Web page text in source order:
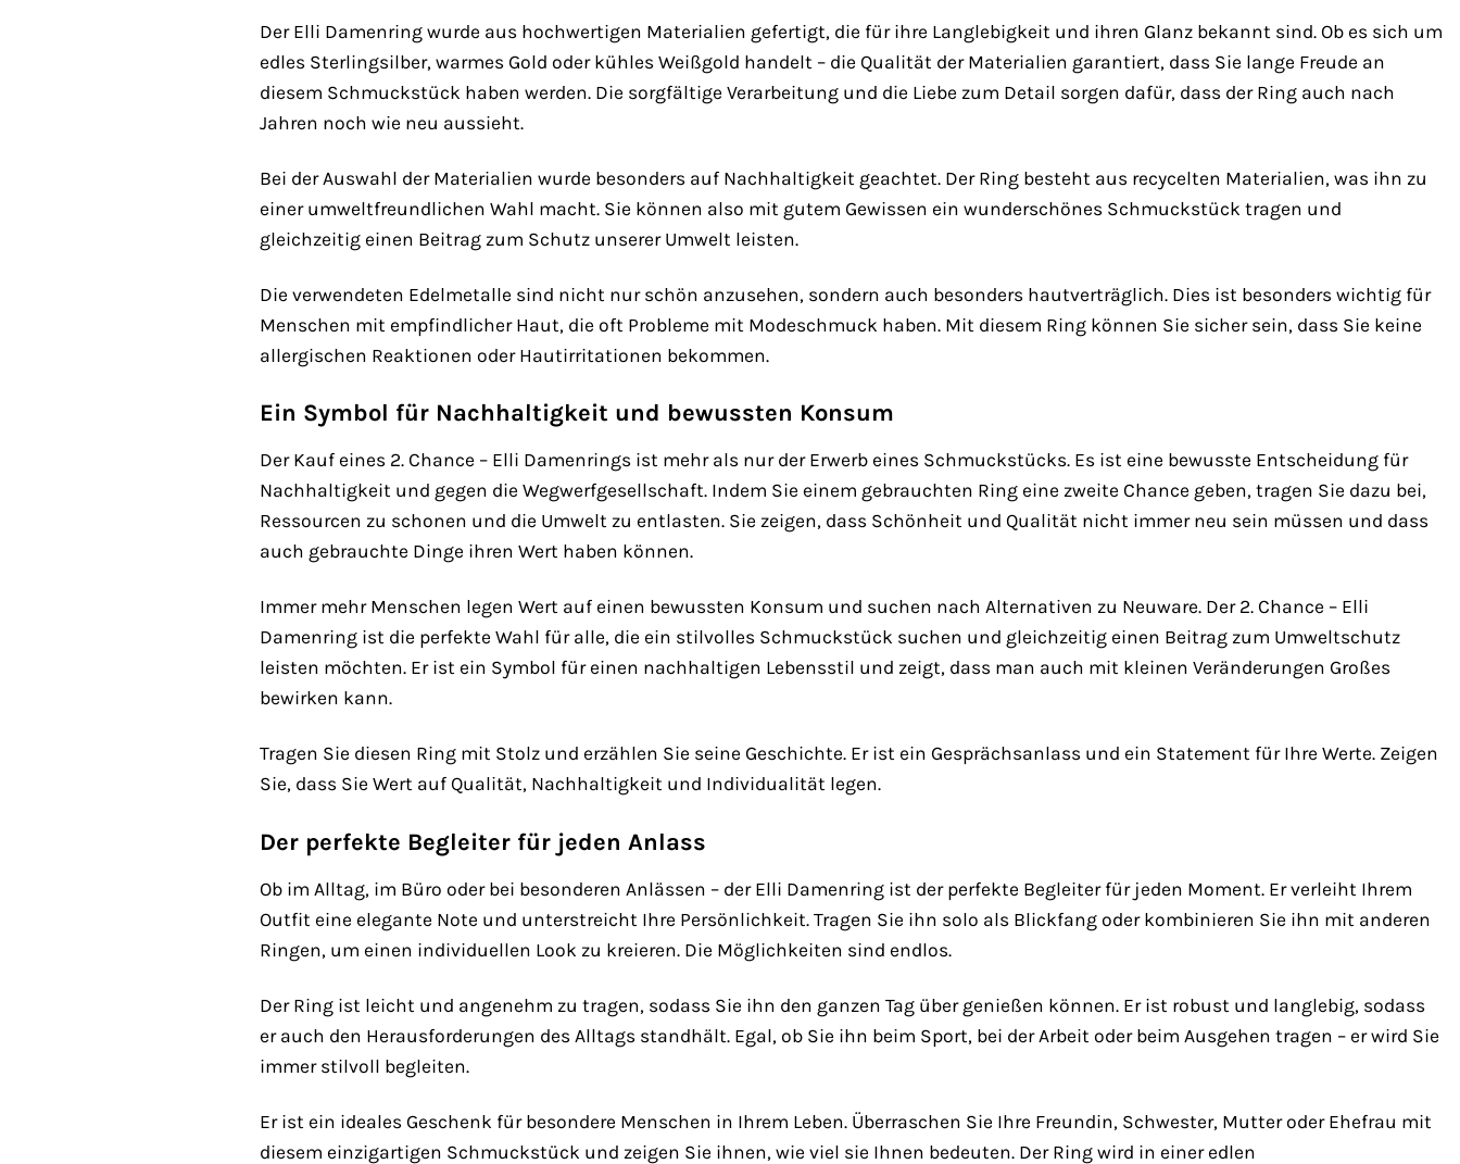
Der Elli Damenring wurde aus hochwertigen Materialien gefertigt, die für ihre Langlebigkeit und ihren Glanz bekannt sind. Ob es sich um
edles Sterlingsilber, warmes Gold oder kühles Weißgold handelt – die Qualität der Materialien garantiert, dass Sie lange Freude an
diesem Schmuckstück haben werden. Die sorgfältige Verarbeitung und die Liebe zum Detail sorgen dafür, dass der Ring auch nach
Jahren noch wie neu aussieht.
Bei der Auswahl der Materialien wurde besonders auf Nachhaltigkeit geachtet. Der Ring besteht aus recycelten Materialien, was ihn zu
einer umweltfreundlichen Wahl macht. Sie können also mit gutem Gewissen ein wunderschönes Schmuckstück tragen und
gleichzeitig einen Beitrag zum Schutz unserer Umwelt leisten.
Die verwendeten Edelmetalle sind nicht nur schön anzusehen, sondern auch besonders hautverträglich. Dies ist besonders wichtig für
Menschen mit empfindlicher Haut, die oft Probleme mit Modeschmuck haben. Mit diesem Ring können Sie sicher sein, dass Sie keine
allergischen Reaktionen oder Hautirritationen bekommen.
Ein Symbol für Nachhaltigkeit und bewussten Konsum
Der Kauf eines 2. Chance – Elli Damenrings ist mehr als nur der Erwerb eines Schmuckstücks. Es ist eine bewusste Entscheidung für
Nachhaltigkeit und gegen die Wegwerfgesellschaft. Indem Sie einem gebrauchten Ring eine zweite Chance geben, tragen Sie dazu bei,
Ressourcen zu schonen und die Umwelt zu entlasten. Sie zeigen, dass Schönheit und Qualität nicht immer neu sein müssen und dass
auch gebrauchte Dinge ihren Wert haben können.
Immer mehr Menschen legen Wert auf einen bewussten Konsum und suchen nach Alternativen zu Neuware. Der 2. Chance – Elli
Damenring ist die perfekte Wahl für alle, die ein stilvolles Schmuckstück suchen und gleichzeitig einen Beitrag zum Umweltschutz
leisten möchten. Er ist ein Symbol für einen nachhaltigen Lebensstil und zeigt, dass man auch mit kleinen Veränderungen Großes
bewirken kann.
Tragen Sie diesen Ring mit Stolz und erzählen Sie seine Geschichte. Er ist ein Gesprächsanlass und ein Statement für Ihre Werte. Zeigen
Sie, dass Sie Wert auf Qualität, Nachhaltigkeit und Individualität legen.
Der perfekte Begleiter für jeden Anlass
Ob im Alltag, im Büro oder bei besonderen Anlässen – der Elli Damenring ist der perfekte Begleiter für jeden Moment. Er verleiht Ihrem
Outfit eine elegante Note und unterstreicht Ihre Persönlichkeit. Tragen Sie ihn solo als Blickfang oder kombinieren Sie ihn mit anderen
Ringen, um einen individuellen Look zu kreieren. Die Möglichkeiten sind endlos.
Der Ring ist leicht und angenehm zu tragen, sodass Sie ihn den ganzen Tag über genießen können. Er ist robust und langlebig, sodass
er auch den Herausforderungen des Alltags standhält. Egal, ob Sie ihn beim Sport, bei der Arbeit oder beim Ausgehen tragen – er wird Sie
immer stilvoll begleiten.
Er ist ein ideales Geschenk für besondere Menschen in Ihrem Leben. Überraschen Sie Ihre Freundin, Schwester, Mutter oder Ehefrau mit
diesem einzigartigen Schmuckstück und zeigen Sie ihnen, wie viel sie Ihnen bedeuten. Der Ring wird in einer edlen